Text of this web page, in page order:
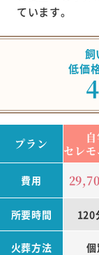
ています。
飼
低価
プラン
セレ
費用
所要時間 120
火葬方法 個